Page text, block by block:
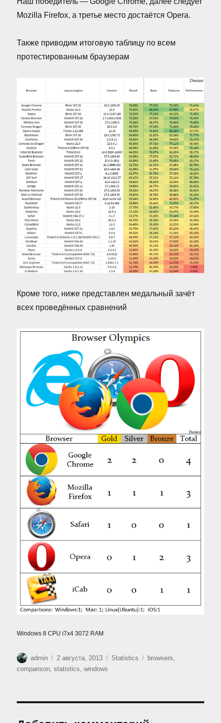
Mozilla Firefox, а третье место достаётся Opera.
Также приводим итоговую таблицу по всем
протестированным браузерам
Кроме того, ниже представлен медальный зачёт
всех проведённых сравнений
Windows 8 CPU i7x4 3072 RAM
Автор
admin Опубликовано
2 августа, 2013 Рубрики
Statistics Метки
browsers,
comparison ,statistics ,windows